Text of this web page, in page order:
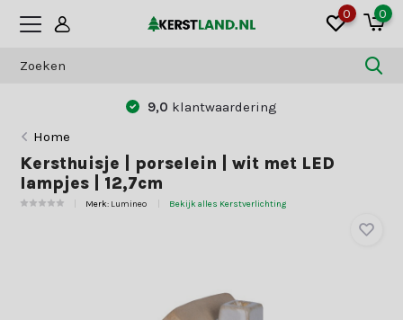
0 0
9,0 klantwaardering
Home
Kersthuisje | porselein | wit met LED
lampjes | 12,7cm
Merk: Lumineo Bekijk alles Kerstverlichting